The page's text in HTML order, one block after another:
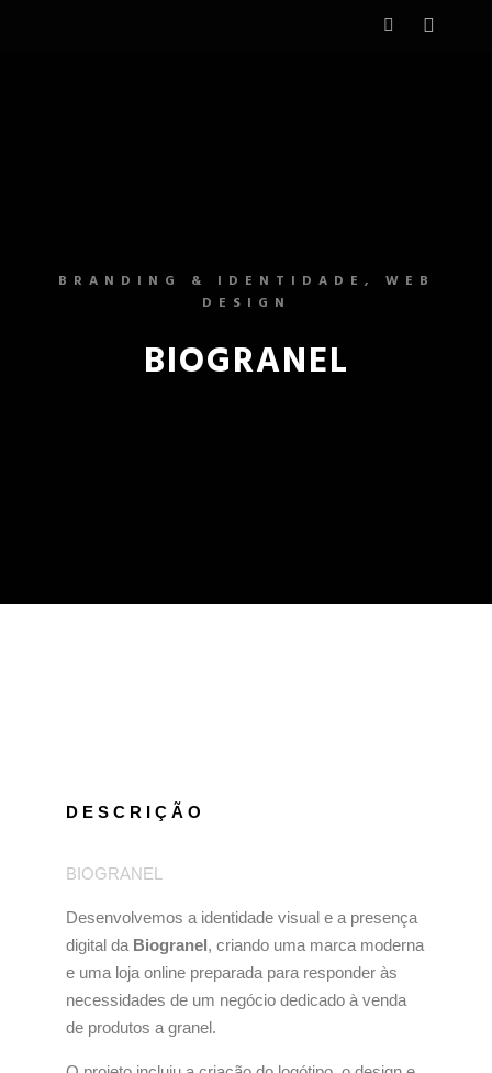
BRANDING & IDENTIDADE, WEB
DESIGN
BIOGRANEL
DESCRIÇÃO
BIOGRANEL
Desenvolvemos a identidade visual e a presença
digital da Biogranel, criando uma marca moderna
e uma loja online preparada para responder às
necessidades de um negócio dedicado à venda
de produtos a granel.